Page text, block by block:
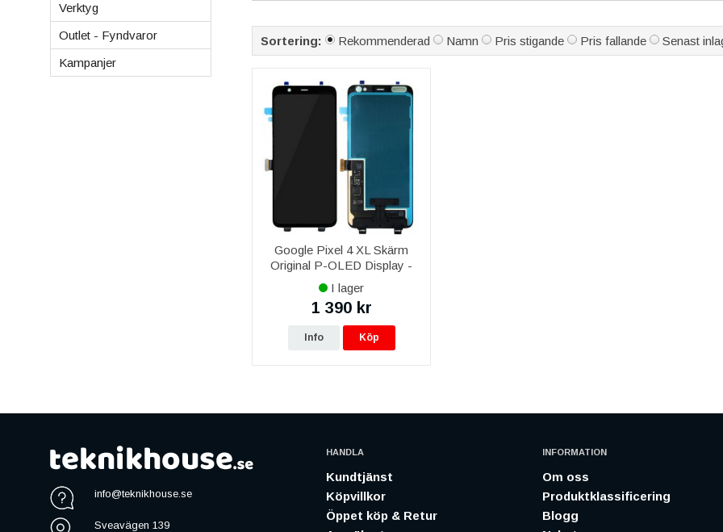
Verktyg
Outlet - Fyndvaror
Kampanjer
Sortering: Rekommenderad Namn Pris stigande Pris fallande Senast
Google Pixel 4 XL Skärm
Original P-OLED Display -
Svart
I lager
1 390 kr
Info Köp
info@teknikhouse.se
Sveavägen 139
HANDLA
Kundtjänst
Köpvillkor
Öppet köp & Retur
INFORMATION
Om oss
Produktklassificering
Blogg